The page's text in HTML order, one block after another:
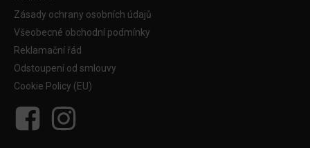
Zásady ochrany osobních údajů
Všeobecné obchodní podmínky
Reklamační řád
Odstoupení od smlouvy
Cookie Policy (EU)